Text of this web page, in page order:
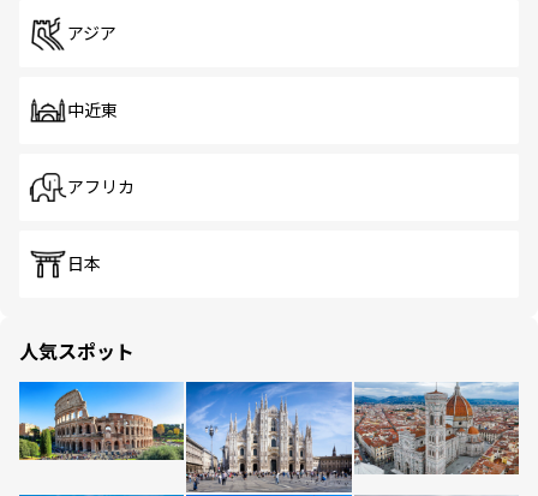
アジア
中近東
アフリカ
日本
人気スポット